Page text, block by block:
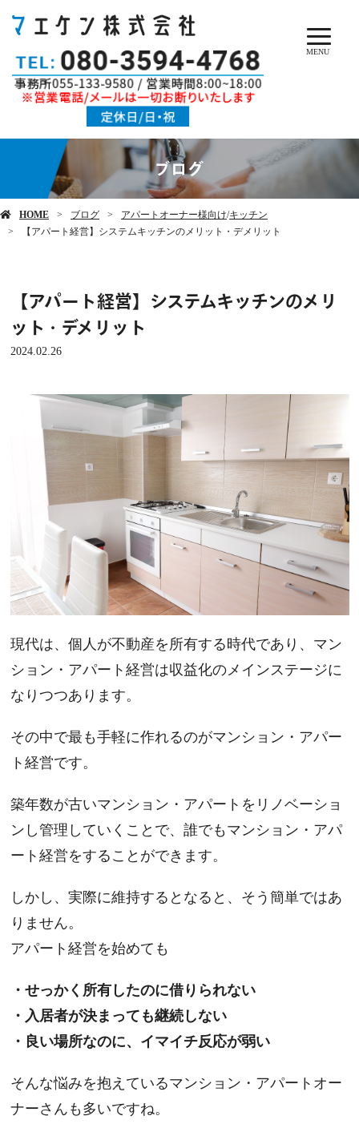
MENU
ブログ
HOME ブログ アパートオーナー様向け/キッチン
【アパート経営】システムキッチンのメリット・デメリット
【アパート経営】システムキッチンのメリ
ット・デメリット
2024.02.26
現代は、個人が不動産を所有する時代であり、 マン
ション・アパート経営は収益化のメインステージに
なりつつあります。
その中で最も手軽に作れるのがマンション・アパー
ト経営です。
築年数が古いマンション・アパートをリノベーショ
ンし管理していくことで、誰でもマンション・アパ
ート経営をすることができます。
しかし、実際に維持するとなると、そう簡単ではあ
りません。
アパート経営を始めても
・せっかく所有したのに借りられない
・入居者が決まっても継続しない
・良い場所なのに、イマイチ反応が弱い
そんな悩みを抱えているマンション・アパートオー
ナーさんも多いですね。